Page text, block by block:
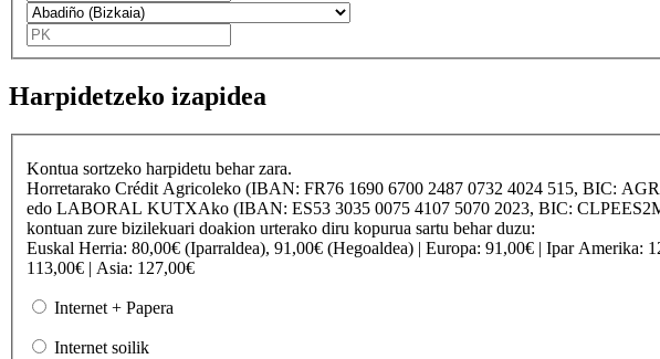
Harpidetzeko izapidea
Kontua sortzeko harpidetu behar zara.
Horretarako Crédit Agricoleko (IBAN: FR76 1690 6700 2487 0732 4024 515, BIC:
edo LABORAL KUTXAko (IBAN: ES53 3035 0075 4107 5070 2023, BIC:
kontuan zure bizilekuari doakion urterako diru kopurua sartu behar duzu:
Euskal Herria: 80,00€ (Iparraldea), 91,00€ (Hegoaldea) | Europa: 91,00€ | Ipar Amerika:
113,00€ | Asia: 127,00€
Internet + Papera
Internet soilik